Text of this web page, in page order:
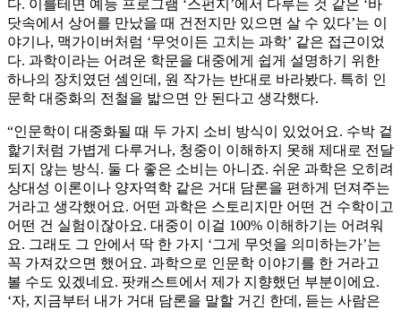
다. 이를테면 예능 프로그램 ‘스펀지’에서 다루는 것 같은 ‘바
닷속에서 상어를 만났을 때 건전지만 있으면 살 수 있다’는 이
야기나, 맥가이버처럼 ‘무엇이든 고치는 과학’ 같은 접근이었
다. 과학이라는 어려운 학문을 대중에게 쉽게 설명하기 위한
하나의 장치였던 셈인데, 원 작가는 반대로 바라봤다. 특히 인
문학 대중화의 전철을 밟으면 안 된다고 생각했다.
“인문학이 대중화될 때 두 가지 소비 방식이 있었어요. 수박 겉
핥기처럼 가볍게 다루거나, 청중이 이해하지 못해 제대로 전달
되지 않는 방식. 둘 다 좋은 소비는 아니죠. 쉬운 과학은 오히려
상대성 이론이나 양자역학 같은 거대 담론을 편하게 던져주는
거라고 생각했어요. 어떤 과학은 스토리지만 어떤 건 수학이고
어떤 건 실험이잖아요. 대중이 이걸 100% 이해하기는 어려워
요. 그래도 그 안에서 딱 한 가지 ‘그게 무엇을 의미하는가’는
꼭 가져갔으면 했어요. 과학으로 인문학 이야기를 한 거라고
볼 수도 있겠네요. 팟캐스트에서 제가 지향했던 부분이에요.
‘자, 지금부터 내가 거대 담론을 말할 거긴 한데, 듣는 사람은